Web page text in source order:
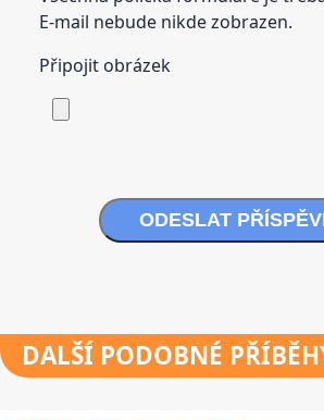
E-mail nebude nikde zobrazen.
Připojit obrázek
ODESLAT
DALŠÍ PODOBNÉ